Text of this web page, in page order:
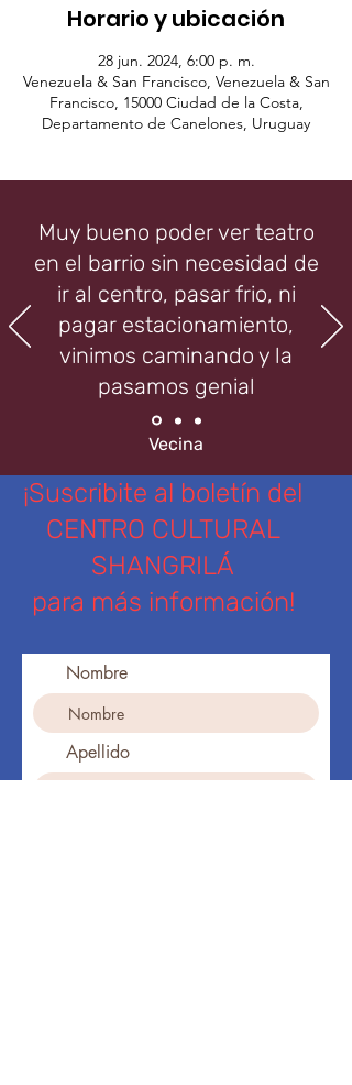
Horario y ubicación
28 jun. 2024, 6:00 p. m.
Venezuela & San Francisco, Venezuela & San
Francisco, 15000 Ciudad de la Costa,
Departamento de Canelones, Uruguay
Muy bueno poder ver teatro
en el barrio sin necesidad de
ir al centro, pasar frio, ni
pagar estacionamiento,
vinimos caminando y la
pasamos genial
Vecina
¡Suscribite al boletín del
CENTRO CULTURAL
SHANGRILÁ
para más información!
Nombre
Apellido